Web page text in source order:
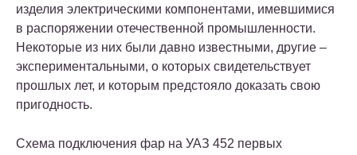
изделия электрическими компонентами, имевшимися
в распоряжении отечественной промышленности.
Некоторые из них были давно известными, другие –
экспериментальными, о которых свидетельствует
прошлых лет, и которым предстояло доказать свою
пригодность.
Схема подключения фар на УАЗ 452 первых